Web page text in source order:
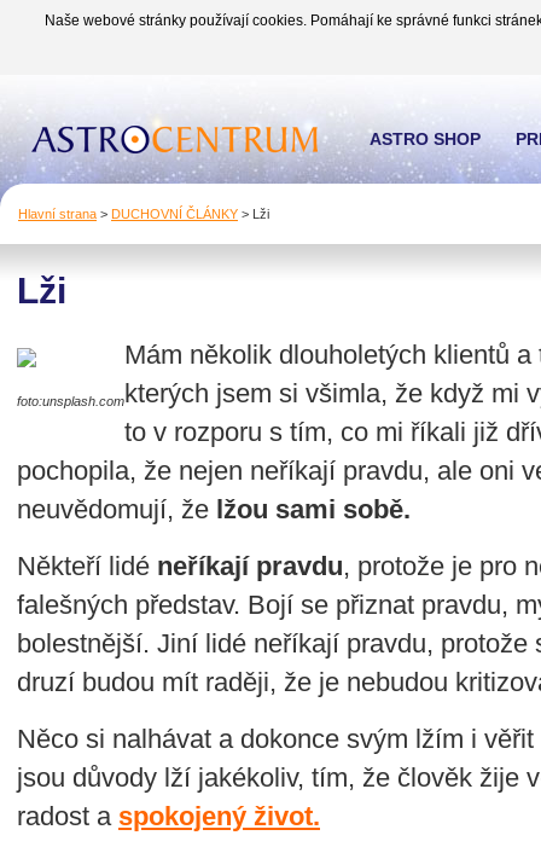
Naše webové stránky používají cookies. Pomáhají ke správné funkci
Hlavní strana > DUCHOVNÍ ČLÁNKY > Lži
Lži
foto:unsplash.com
Mám několik dlouholetých klientů
kterých jsem si všimla, že když mi
to v rozporu s tím, co mi říkali již
pochopila, že nejen neříkají pravdu, ale oni
neuvědomují, že lžou sami sobě.
Někteří lidé neříkají pravdu, protože je pro
falešných představ. Bojí se přiznat pravdu,
bolestnější. Jiní lidé neříkají pravdu, protože
druzí budou mít raději, že je nebudou
Něco si nalhávat a dokonce svým lžím i
jsou důvody lží jakékoliv, tím, že člověk žije
radost a spokojený život.
ASTRO SHOP